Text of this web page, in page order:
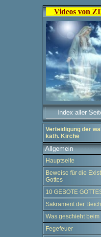
Videos von
Index aller
Verteidigung der
kath. Kirche
Allgemein
Hauptseite
Beweise für die
Gottes
10 GEBOTE
Sakrament der
Was geschieht beim
Fegefeuer